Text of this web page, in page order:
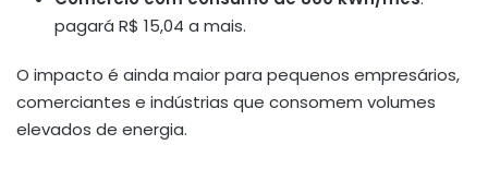
pagará R$ 15,04 a mais.
O impacto é ainda maior para pequenos empresários,
comerciantes e indústrias que consomem volumes
elevados de energia.